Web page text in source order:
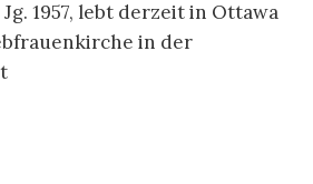
Jg. 1957, lebt derzeit in Ottawa
in der